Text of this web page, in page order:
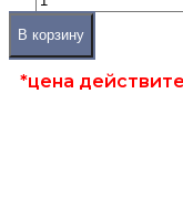
В корзину
*цена